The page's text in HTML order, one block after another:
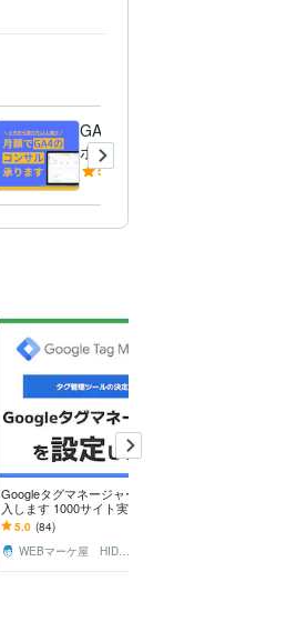
GA4コンサルがGA4の月額サ
ポートを承ります 最終的に
実現したいことをヒアリング
5.0
Googleタグマネージャー設定導
入します 1000サイト実績のプロ
がGTM設定を代行
5.0 (84)
WEBマーケ屋 HIDAKA